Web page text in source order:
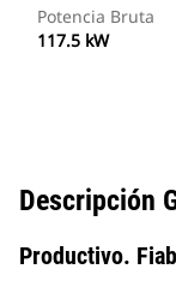
Potencia Bruta
117.5 kW
Descripción
Productivo.